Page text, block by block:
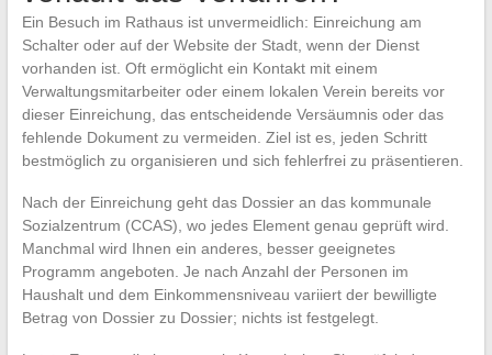
Ein Besuch im Rathaus ist unvermeidlich: Einreichung am
Schalter oder auf der Website der Stadt, wenn der Dienst
vorhanden ist. Oft ermöglicht ein Kontakt mit einem
Verwaltungsmitarbeiter oder einem lokalen Verein bereits vor
dieser Einreichung, das entscheidende Versäumnis oder das
fehlende Dokument zu vermeiden. Ziel ist es, jeden Schritt
bestmöglich zu organisieren und sich fehlerfrei zu präsentieren.
Nach der Einreichung geht das Dossier an das kommunale
Sozialzentrum (CCAS), wo jedes Element genau geprüft wird.
Manchmal wird Ihnen ein anderes, besser geeignetes
Programm angeboten. Je nach Anzahl der Personen im
Haushalt und dem Einkommensniveau variiert der bewilligte
Betrag von Dossier zu Dossier; nichts ist festgelegt.